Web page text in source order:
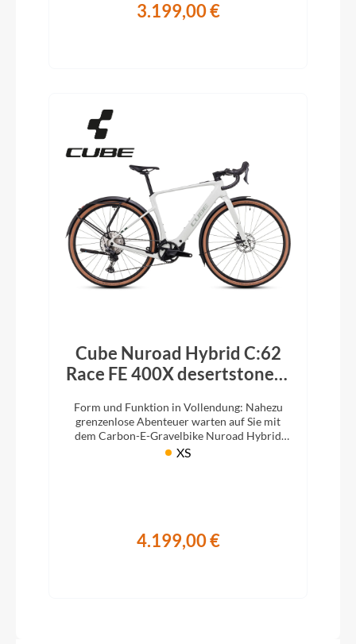
3.199,00 €
Cube Nuroad Hybrid C:62
Race FE 400X desertstone´n
Form und Funktion in Vollendung: Nahezu
grenzenlose Abenteuer warten auf Sie mit
dem Carbon-E-Gravelbike Nuroad Hybrid
C:62 Race, dank seines 400Wh Akkus und
XS
4.199,00 €